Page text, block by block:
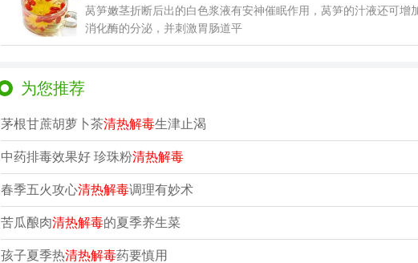
莴笋嫩茎折断后出的白色浆液有安神催眠作用，莴笋的汁液还可增
消化酶的分泌，并刺激胃肠道平
为您推荐
茅根甘蔗胡萝卜茶清热解毒生津止渴
中药排毒效果好 珍珠粉清热解毒
春季五火攻心清热解毒调理有妙术
苦瓜酿肉清热解毒的夏季养生菜
孩子夏季热清热解毒药要慎用